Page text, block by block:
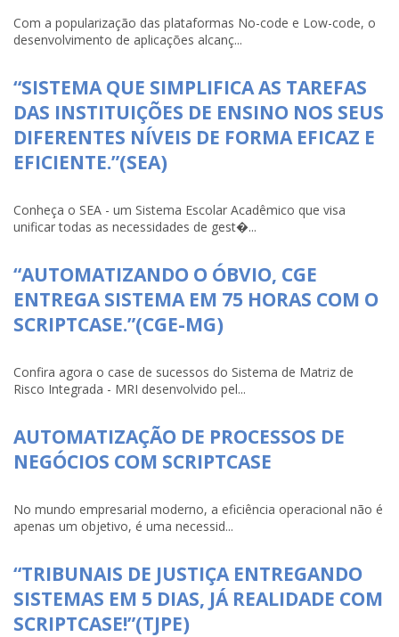
Com a popularização das plataformas No-code e Low-code, o
desenvolvimento de aplicações alcanç...
“SISTEMA QUE SIMPLIFICA AS TAREFAS
DAS INSTITUIÇÕES DE ENSINO NOS SEUS
DIFERENTES NÍVEIS DE FORMA EFICAZ E
EFICIENTE.”(SEA)
Conheça o SEA - um Sistema Escolar Acadêmico que visa
unificar todas as necessidades de gest�...
“AUTOMATIZANDO O ÓBVIO, CGE
ENTREGA SISTEMA EM 75 HORAS COM O
SCRIPTCASE.”(CGE-MG)
Confira agora o case de sucessos do Sistema de Matriz de
Risco Integrada - MRI desenvolvido pel...
AUTOMATIZAÇÃO DE PROCESSOS DE
NEGÓCIOS COM SCRIPTCASE
No mundo empresarial moderno, a eficiência operacional não é
apenas um objetivo, é uma necessid...
“TRIBUNAIS DE JUSTIÇA ENTREGANDO
SISTEMAS EM 5 DIAS, JÁ REALIDADE COM
SCRIPTCASE!”(TJPE)